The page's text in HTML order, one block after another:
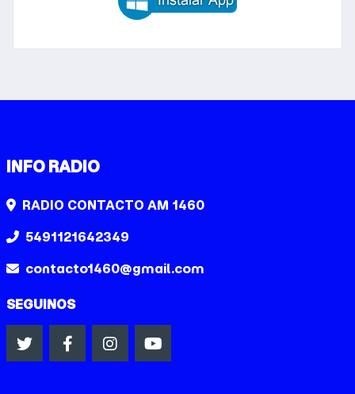
INFO RADIO
RADIO CONTACTO AM 1460
5491121642349
contacto1460@gmail.com
SEGUINOS